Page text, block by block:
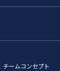
チームコンセプト